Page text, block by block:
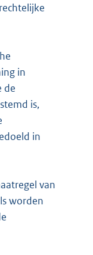
in
de
is,
in
van
worden